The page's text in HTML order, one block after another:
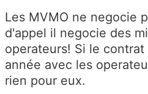
Les MVMO ne negocie
d'appel il negocie des
operateurs! Si le
année avec les
rien pour eux.